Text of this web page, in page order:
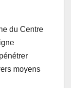
du Centre
moyens